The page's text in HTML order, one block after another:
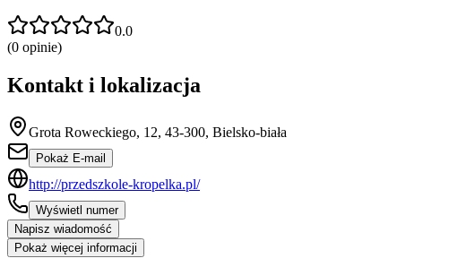
0.0
(0 opinie)
Kontakt i lokalizacja
Grota Roweckiego, 12, 43-300, Bielsko-biała
Pokaż E-mail
http://przedszkole-kropelka.pl/
Wyświetl numer
Napisz wiadomość
Pokaż więcej informacji